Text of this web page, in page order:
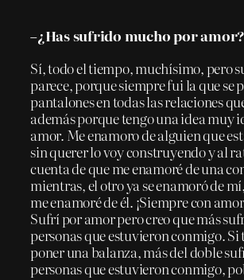
–¿Has sufrido mucho por amor?
Sí, todo el tiempo, muchísimo, pero
parece, porque siempre fui la que se
pantalones en todas las relaciones
además porque tengo una idea muy
amor. Me enamoro de alguien que
sin querer lo voy construyendo y al
cuenta de que me enamoré de una
mientras, el otro ya se enamoró de
me enamoré de él. ¡Siempre con
Sufrí por amor pero creo que más
personas que estuvieron conmigo. Si
poner una balanza, más del doble
personas que estuvieron conmigo,